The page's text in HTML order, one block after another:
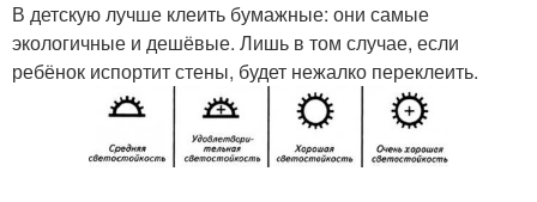
В детскую лучше клеить бумажные: они самые
экологичные и дешёвые. Лишь в том случае, если
ребёнок испортит стены, будет нежалко переклеить.